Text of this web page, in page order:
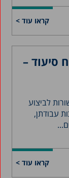
קראו עוד >
סיעוד –
לביצוע
עבודתן,
קראו עוד >